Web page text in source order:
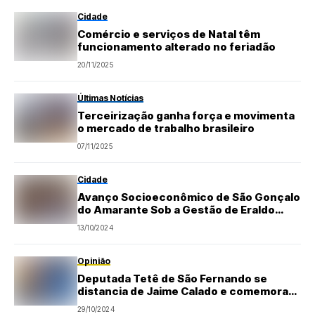
Cidade
Comércio e serviços de Natal têm
funcionamento alterado no feriadão
20/11/2025
Últimas Notícias
Terceirização ganha força e movimenta
o mercado de trabalho brasileiro
07/11/2025
Cidade
Avanço Socioeconômico de São Gonçalo
do Amarante Sob a Gestão de Eraldo
Paiva
13/10/2024
Opinião
Deputada Tetê de São Fernando se
distancia de Jaime Calado e comemora
vitória de Paulinho em Natal (RN)
29/10/2024